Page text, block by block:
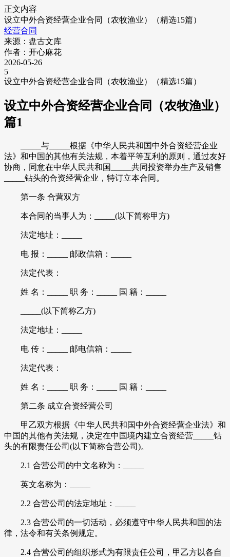
正文内容
设立中外合资经营企业合同（农牧渔业）（精选15篇）
经营合同
来源：盘古文库
作者：开心麻花
2026-05-26
5
设立中外合资经营企业合同（农牧渔业）（精选15篇）
设立中外合资经营企业合同（农牧渔业）
篇1
_____与_____根据《中华人民共和国中外合资经营企业
法》和中国的其他有关法规，本着平等互利的原则，通过友好
协商，同意在中华人民共和国_____共同投资举办生产及销售
_____钻头的合资经营企业，特订立本合同。
第一条 合营双方
本合同的当事人为：_____(以下简称甲方)
法定地址：_____
电 报：_____ 邮政信箱：_____
法定代表：
姓 名：_____ 职 务：_____ 国 籍：_____
_____(以下简称乙方)
法定地址：_____
电 传：_____ 邮电信箱：_____
法定代表：
姓 名：_____ 职 务：_____ 国 籍：_____
第二条 成立合资经营公司
甲乙双方根据《中华人民共和国中外合资经营企业法》和
中国的其他有关法规，决定在中国境内建立合资经营_____钻
头的有限责任公司(以下简称合营公司)。
2.1 合营公司的中文名称为：_____
英文名称为：_____
2.2 合营公司的法定地址：_____
2.3 合营公司的一切活动，必须遵守中华人民共和国的法
律，法令和有关条例规定。
2.4 合营公司的组织形式为有限责任公司，甲乙方以各自